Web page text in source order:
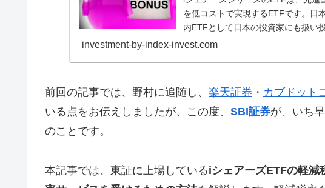
を低コストで実現するETFです。日
内ETFとして日本の投資家にも扱い
ですが、米国...
investment-by-index-invest.com
前回の記事では、野村に追随し、 楽天証券 ・ カブドット
いる点をお伝えしましたが、この度、 SBI証券が、いち
のことです。
本記事では、東証に上場しているiシェアーズETFの軽減